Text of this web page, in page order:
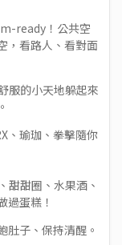
ready！公共空
，看路人、看對面
服的小天地躲起來
、瑜珈、拳擊隨你
甜甜圈、水果酒、
過蛋糕！
肚子、保持清醒。